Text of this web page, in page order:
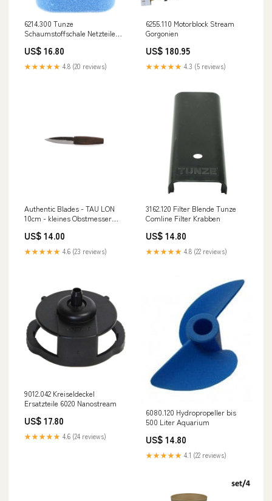
6214.300 Tunze
Schaumstoffschale Netzteile
US$ 16.80
★★★★★ 4.8 (20 reviews)
6255.110 Motorblock Stream
Gorgonien
US$ 180.95
★★★★★ 4.3 (5 reviews)
Authentic Blades - TAU LON
10cm - kleines Obstmesser
US$ 14.00
★★★★★ 4.6 (23 reviews)
3162.120 Filter Blende Tunze
Comline Filter Krabben
US$ 14.80
★★★★★ 4.8 (22 reviews)
9012.042 Kreiseldeckel
Ersatzteile 6020 Nanostream
US$ 17.80
★★★★★ 4.6 (24 reviews)
6080.120 Hydropropeller bis
500 Liter Aquarium
US$ 14.80
★★★★★ 4.1 (22 reviews)